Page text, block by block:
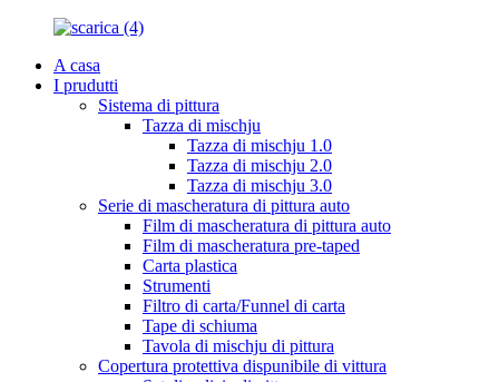
A casa
I prudutti
Sistema di pittura
Tazza di mischju
Tazza di mischju 1.0
Tazza di mischju 2.0
Tazza di mischju 3.0
Serie di mascheratura di pittura auto
Film di mascheratura di pittura auto
Film di mascheratura pre-taped
Carta plastica
Strumenti
Filtro di carta/Funnel di carta
Tape di schiuma
Tavola di mischju di pittura
Copertura protettiva dispunibile di vittura